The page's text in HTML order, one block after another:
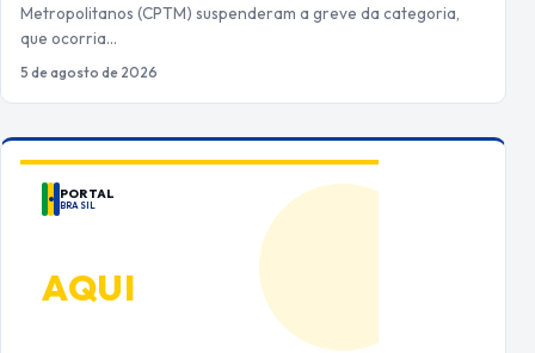
Metropolitanos (CPTM) suspenderam a greve da categoria,
que ocorria…
5 de agosto de 2026
PORTAL
BRASIL
AQUI